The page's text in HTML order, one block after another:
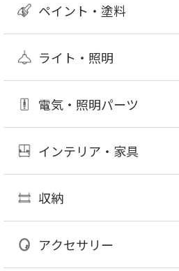
ペイント・塗料
ライト・照明
電気・照明パーツ
インテリア・家具
収納
アクセサリー